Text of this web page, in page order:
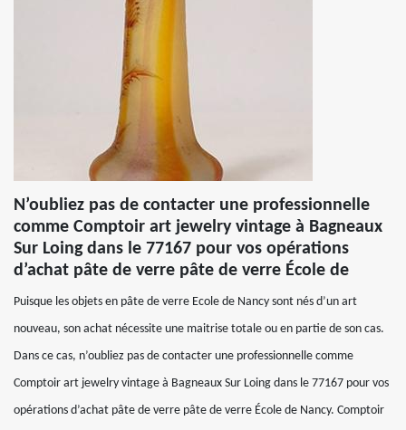
N’oubliez pas de contacter une professionnelle
comme Comptoir art jewelry vintage à Bagneaux
Sur Loing dans le 77167 pour vos opérations
d’achat pâte de verre pâte de verre École de
Puisque les objets en pâte de verre Ecole de Nancy sont nés d’un art
nouveau, son achat nécessite une maitrise totale ou en partie de son cas.
Dans ce cas, n’oubliez pas de contacter une professionnelle comme
Comptoir art jewelry vintage à Bagneaux Sur Loing dans le 77167 pour vos
opérations d’achat pâte de verre pâte de verre École de Nancy. Comptoir